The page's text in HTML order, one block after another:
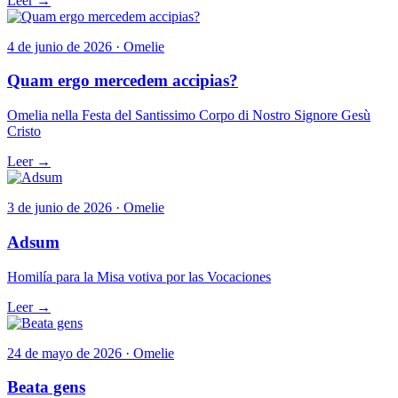
4 de junio de 2026 · Omelie
Quam ergo mercedem accipias?
Omelia nella Festa del Santissimo Corpo di Nostro Signore Gesù
Cristo
Leer →
3 de junio de 2026 · Omelie
Adsum
Homilía para la Misa votiva por las Vocaciones
Leer →
24 de mayo de 2026 · Omelie
Beata gens